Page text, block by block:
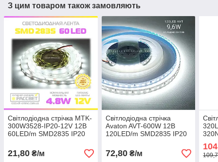
З цим товаром також замовляють
Світлодіодна стрічка MTK-
300W3528-IP20-12V 12В
60LED/m SMD2835 IP20
м 7000К біле холодне
світло
21,80 ₴/м
Світлодіодна стрічка
Avaton AVT-600W 12В
120LED/m SMD2835 IP20
освітлення) 9,6 Вт/м
холодна
72,80₴/м